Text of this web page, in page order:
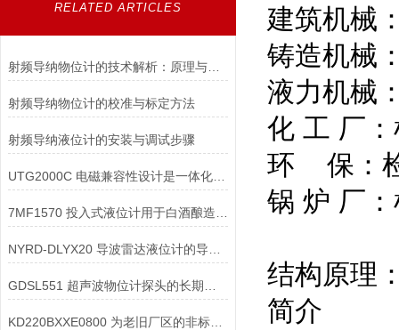
RELATED ARTICLES
射频导纳物位计的技术解析：原理与应用
射频导纳物位计的校准与标定方法
射频导纳液位计的安装与调试步骤
UTG2000C 电磁兼容性设计是一体化超声波物位计在复杂工业环境中稳定工作
KD220BXXE0800 为老旧厂区的非标溜槽“量身定做”防堵开关安装套件
建筑机械
铸造机械
液力机械
化 工 厂
环 保：
锅 炉 厂
结构原理
简介